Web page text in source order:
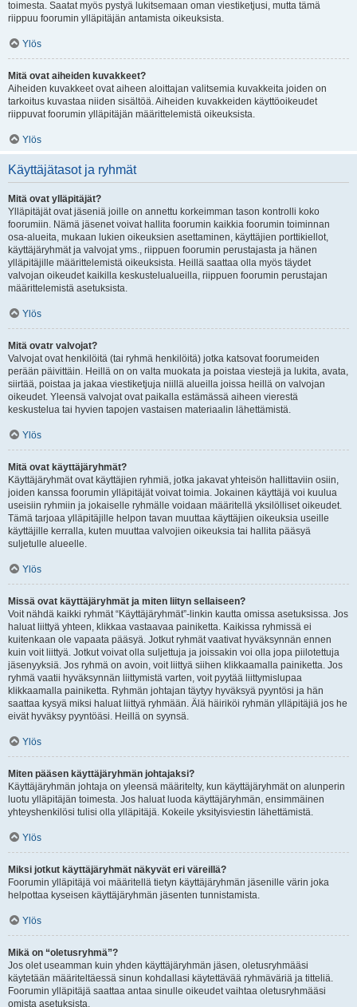
toimesta. Saatat myös pystyä lukitsemaan oman viestiketjusi, mutta tämä
riippuu foorumin ylläpitäjän antamista oikeuksista.
Ylös
Mitä ovat aiheiden kuvakkeet?
Aiheiden kuvakkeet ovat aiheen aloittajan valitsemia kuvakkeita joiden on
tarkoitus kuvastaa niiden sisältöä. Aiheiden kuvakkeiden käyttöoikeudet
riippuvat foorumin ylläpitäjän määrittelemistä oikeuksista.
Ylös
Käyttäjätasot ja ryhmät
Mitä ovat ylläpitäjät?
Ylläpitäjät ovat jäseniä joille on annettu korkeimman tason kontrolli koko
foorumiin. Nämä jäsenet voivat hallita foorumin kaikkia foorumin toiminnan
osa-alueita, mukaan lukien oikeuksien asettaminen, käyttäjien porttikiellot,
käyttäjäryhmät ja valvojat yms., riippuen foorumin perustajasta ja hänen
ylläpitäjille määrittelemistä oikeuksista. Heillä saattaa olla myös täydet
valvojan oikeudet kaikilla keskustelualueilla, riippuen foorumin perustajan
määrittelemistä asetuksista.
Ylös
Mitä ovatr valvojat?
Valvojat ovat henkilöitä (tai ryhmä henkilöitä) jotka katsovat foorumeiden
perään päivittäin. Heillä on on valta muokata ja poistaa viestejä ja lukita, avata,
siirtää, poistaa ja jakaa viestiketjuja niillä alueilla joissa heillä on valvojan
oikeudet. Yleensä valvojat ovat paikalla estämässä aiheen vierestä
keskustelua tai hyvien tapojen vastaisen materiaalin lähettämistä.
Ylös
Mitä ovat käyttäjäryhmät?
Käyttäjäryhmät ovat käyttäjien ryhmiä, jotka jakavat yhteisön hallittaviin osiin,
joiden kanssa foorumin ylläpitäjät voivat toimia. Jokainen käyttäjä voi kuulua
useisiin ryhmiin ja jokaiselle ryhmälle voidaan määritellä yksilölliset oikeudet.
Tämä tarjoaa ylläpitäjille helpon tavan muuttaa käyttäjien oikeuksia useille
käyttäjille kerralla, kuten muuttaa valvojien oikeuksia tai hallita pääsyä
suljetulle alueelle.
Ylös
Missä ovat käyttäjäryhmät ja miten liityn sellaiseen?
Voit nähdä kaikki ryhmät “Käyttäjäryhmät”-linkin kautta omissa asetuksissa. Jos
haluat liittyä yhteen, klikkaa vastaavaa painiketta. Kaikissa ryhmissä ei
kuitenkaan ole vapaata pääsyä. Jotkut ryhmät vaativat hyväksynnän ennen
kuin voit liittyä. Jotkut voivat olla suljettuja ja joissakin voi olla jopa piilotettuja
jäsenyyksiä. Jos ryhmä on avoin, voit liittyä siihen klikkaamalla painiketta. Jos
ryhmä vaatii hyväksynnän liittymistä varten, voit pyytää liittymislupaa
klikkaamalla painiketta. Ryhmän johtajan täytyy hyväksyä pyyntösi ja hän
saattaa kysyä miksi haluat liittyä ryhmään. Älä häiriköi ryhmän ylläpitäjiä jos he
eivät hyväksy pyyntöäsi. Heillä on syynsä.
Ylös
Miten pääsen käyttäjäryhmän johtajaksi?
Käyttäjäryhmän johtaja on yleensä määritelty, kun käyttäjäryhmät on alunperin
luotu ylläpitäjän toimesta. Jos haluat luoda käyttäjäryhmän, ensimmäinen
yhteyshenkilösi tulisi olla ylläpitäjä. Kokeile yksityisviestin lähettämistä.
Ylös
Miksi jotkut käyttäjäryhmät näkyvät eri väreillä?
Foorumin ylläpitäjä voi määritellä tietyn käyttäjäryhmän jäsenille värin joka
helpottaa kyseisen käyttäjäryhmän jäsenten tunnistamista.
Ylös
Mikä on “oletusryhmä”?
Jos olet useamman kuin yhden käyttäjäryhmän jäsen, oletusryhmääsi
käytetään määriteltäessä sinun kohdallasi käytettävää ryhmäväriä ja titteliä.
Foorumin ylläpitäjä saattaa antaa sinulle oikeudet vaihtaa oletusryhmääsi
omista asetuksista.